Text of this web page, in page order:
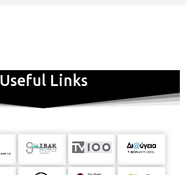
Useful Links